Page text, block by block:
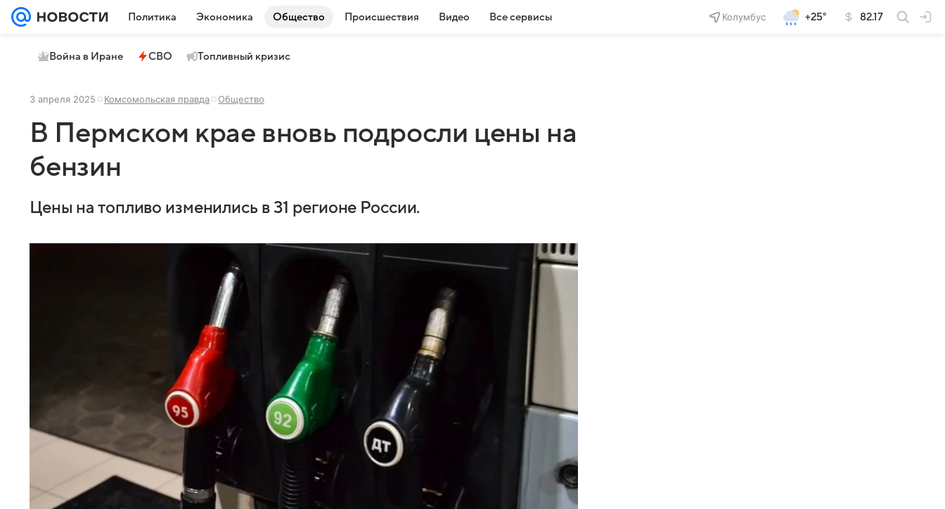
Политика Экономика Общество Происшествия Видео Все сервисы Колумбус +25° 82.17
Война в Иране СВО Топливный кризис
3 апреля 2025 Комсомольская правда Общество
В Пермском крае вновь подросли цены на
бензин
Цены на топливо изменились в 31 регионе России.